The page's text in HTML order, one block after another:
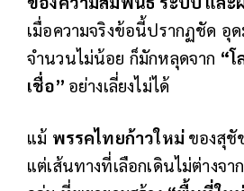
เมื่อความจริงข้อนี้ปรากฏชัด อุ
จำนวนไม่น้อย ก็มักหลุดจาก “
เชื่อ” อย่างเลี่ยงไม่ได้
แม้ พรรคไทยก้าวใหม่ ของสุชั
แต่เส้นทางที่เลือกเดินไม่ต่างจา